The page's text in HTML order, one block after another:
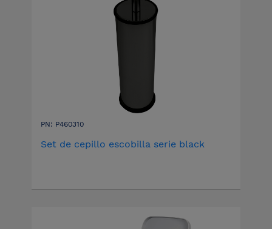
PN: P460310
Set de cepillo escobilla serie black